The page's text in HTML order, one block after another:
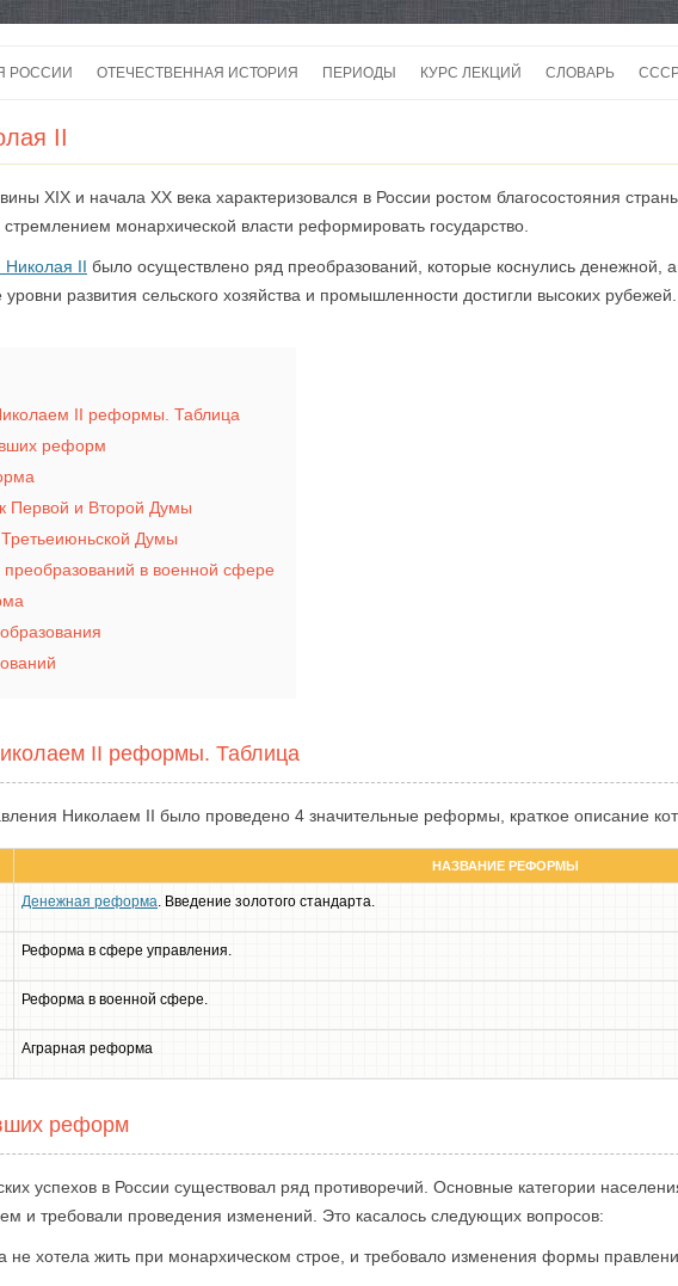
к
РОССИИ ОТЕЧЕСТВЕННАЯ ИСТОРИЯ ПЕРИОДЫ КУРС ЛЕКЦИЙ СЛОВАРЬ
II
XIX и начала XX века характеризовался в России ростом благосостояния
монархической власти реформировать государство.
Николая II было осуществлено ряд преобразований, которые коснулись денежной,
развития сельского хозяйства и промышленности достигли высоких рубежей.
II реформы. Таблица
реформ
Первой и Второй Думы
Думы
в военной сфере
II реформы. Таблица
Николаем II было проведено 4 значительные реформы, краткое описание
НАЗВАНИЕ РЕФОРМЫ
Денежная реформа. Введение золотого стандарта.
Реформа в сфере управления.
Реформа в военной сфере.
Аграрная реформа
реформ
успехов в России существовал ряд противоречий. Основные категории
и требовали проведения изменений. Это касалось следующих вопросов:
не хотела жить при монархическом строе, и требовало изменения формы